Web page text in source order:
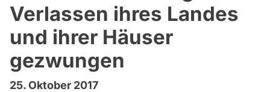
Verlassen ihres Landes
und ihrer Häuser
gezwungen
25. Oktober 2017